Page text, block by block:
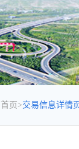
首页 >交易信息详情